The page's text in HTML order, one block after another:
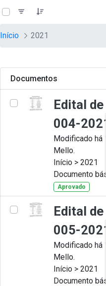
Pular para o Conteúdo principal
teste descricao
Início 2021
Documentos
Edital
004-2021
Modificado há
Mello.
Início > 2021
Documento
Aprovado
Edital
005-2021
Modificado há
Mello.
Início > 2021
Documento